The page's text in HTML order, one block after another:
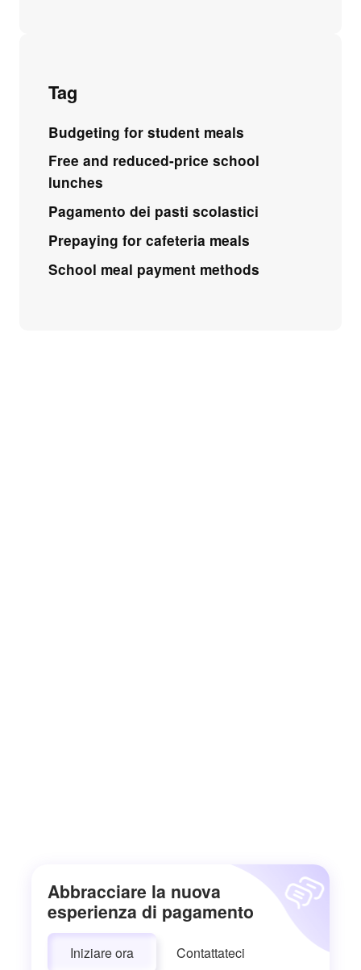
Tag
Budgeting for student meals
Free and reduced-price school
lunches
Pagamento dei pasti scolastici
Prepaying for cafeteria meals
School meal payment methods
Abbracciare la nuova
esperienza di pagamento
Iniziare ora Contattateci